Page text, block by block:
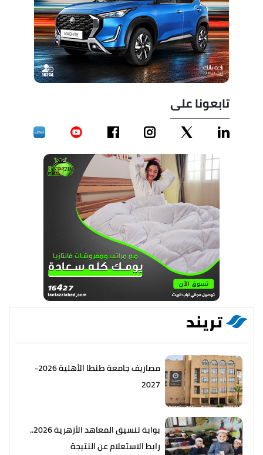
تابعونا على
تريند
مصاريف جامعة طنطا الأهلية 2026-
2027
بوابة تنسيق المعاهد الأزهرية 2026..
رابط الاستعلام عن النتيجة